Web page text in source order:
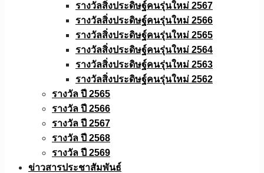
รางวัลสิ่งประดิษฐ์คนรุ่นใหม่ 2567
รางวัลสิ่งประดิษฐ์คนรุ่นใหม่ 2566
รางวัลสิ่งประดิษฐ์คนรุ่นใหม่ 2565
รางวัลสิ่งประดิษฐ์คนรุ่นใหม่ 2564
รางวัลสิ่งประดิษฐ์คนรุ่นใหม่ 2563
รางวัลสิ่งประดิษฐ์คนรุ่นใหม่ 2562
รางวัล ปี 2565
รางวัล ปี 2566
รางวัล ปี 2567
รางวัล ปี 2568
รางวัล ปี 2569
ข่าวสารประชาสัมพันธ์